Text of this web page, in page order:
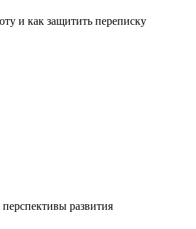
и как защитить переписку
развития